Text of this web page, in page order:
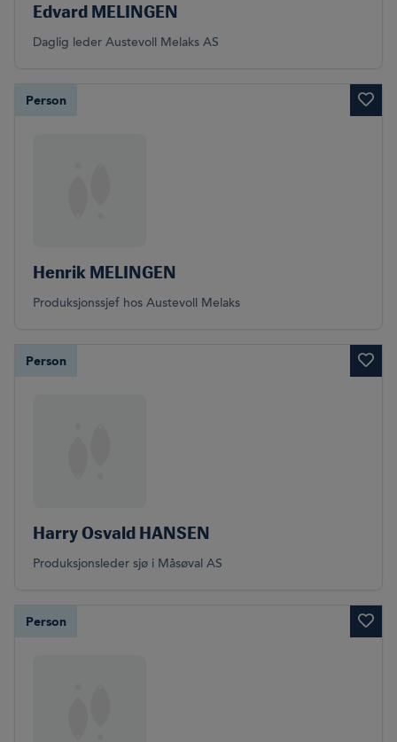
Edvard MELINGEN
Daglig leder Austevoll Melaks AS
Person
Henrik MELINGEN
Produksjonssjef hos Austevoll Melaks
Person
Harry Osvald HANSEN
Produksjonsleder sjø i Måsøval AS
Person